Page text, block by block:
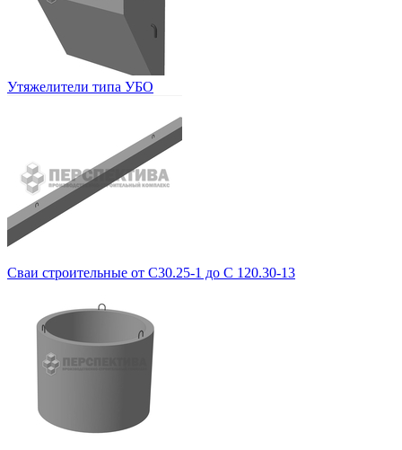
Утяжелители типа УБО
Сваи строительные от С30.25-1 до С 120.30-13